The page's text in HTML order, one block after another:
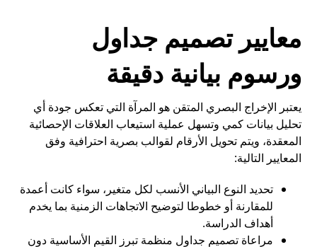
معايير تصميم جداول
ورسوم بيانية دقيقة
يعتبر الإخراج البصري المتقن هو المرآة التي تعكس جودة أي
تحليل بيانات كمي وتسهل عملية استيعاب العلاقات الإحصائية
المعقدة، ويتم تحويل الأرقام لقوالب بصرية احترافية وفق
المعايير التالية:
تحديد النوع البياني الأنسب لكل متغير، سواء كانت أعمدة
للمقارنة أو خطوطا لتوضيح الاتجاهات الزمنية بما يخدم
أهداف الدراسة.
مراعاة تصميم جداول منظمة تبرز القيم الأساسية دون